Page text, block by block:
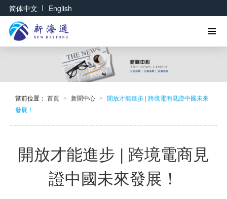
简体中文 | English
當前位置： 首頁 > 新聞中心 >
開放才能進步 | 跨境電商見證中國未來
發展！
開放才能進步 | 跨境電商見
證中國未來發展！